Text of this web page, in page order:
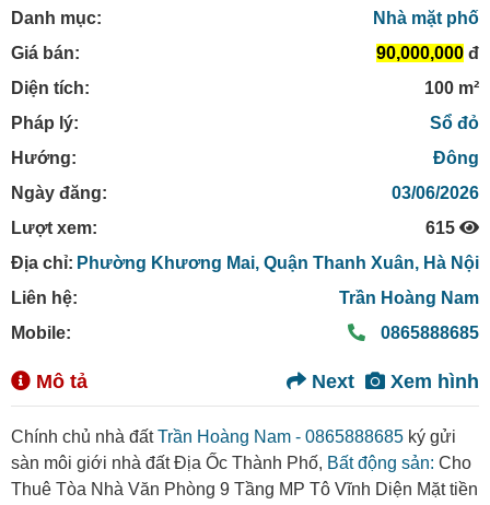
Danh mục:
Nhà mặt phố
Giá bán:
90,000,000 đ
Diện tích:
100 m²
Pháp lý:
Sổ đỏ
Hướng:
Đông
Ngày đăng:
03/06/2026
Lượt xem:
615
Địa chỉ: Phường Khương Mai, Quận Thanh Xuân, Hà Nội
Liên hệ:
Trần Hoàng Nam
Mobile:
0865888685
Mô tả Xem hình
Next
Chính chủ nhà đấtTrần Hoàng Nam - 0865888685 ký gửi
sàn môi giới nhà đất Địa Ốc Thành Phố, Bất động sản: Cho
Thuê Tòa Nhà Văn Phòng 9 Tầng MP Tô Vĩnh Diện Mặt tiền